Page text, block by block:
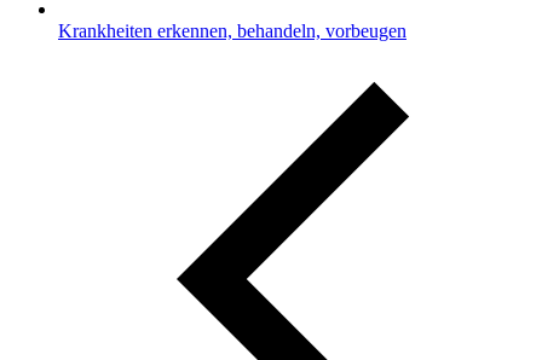
Krankheiten erkennen, behandeln, vorbeugen